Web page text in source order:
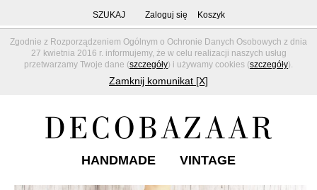
Zgodnie z Rozporządzeniem Ogólnym o Ochronie Danych Osobowych z dnia
27 kwietnia 2016 r. informujemy, że w celu realizacji naszych usług
przetwarzamy Twoje dane (szczegóły) i używamy cookies (szczegóły).
Zamknij komunikat [X]
SZUKAJ Zaloguj się Koszyk
HANDMADE VINTAGE